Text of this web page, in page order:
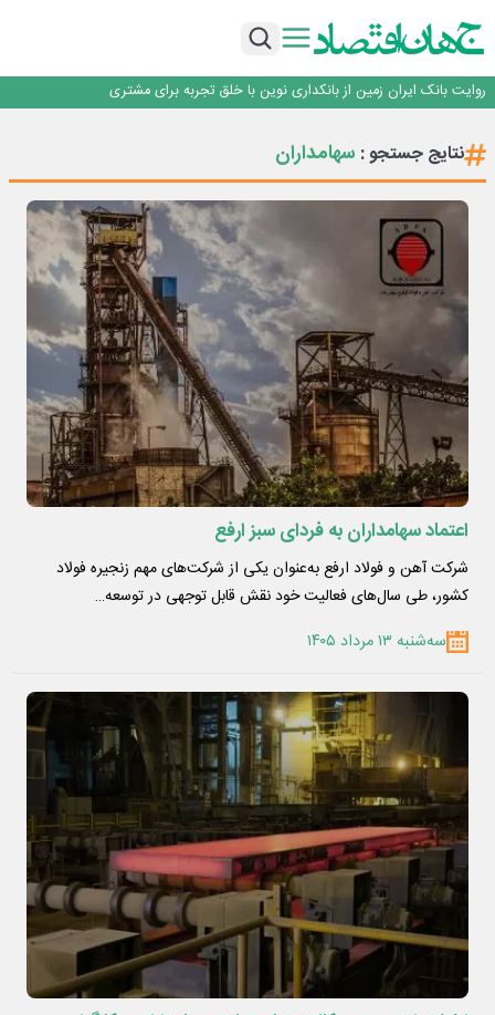
اجرای برنامه تحول بانک با تمرکز بر منابع پایدار، درآمدهای کارمزدی و بازسازی اعتماد
داد
روایت بانک ایران زمین از بانکداری نوین با خلق تجربه برای مشتری
سرپرست اداره کل روابط عمومی بیمه مرکزی منصوب شد
اجرای برنامه تحول بانک با تمرکز بر منابع پایدار، درآمدهای کارمزدی و بازسازی اعتماد
نتایج جستجو : سهامداران
اعتماد سهامداران به فردای سبز ارفع
شرکت آهن و فولاد ارفع به‌عنوان یکی از شرکت‌های مهم زنجیره فولاد
کشور، طی سال‌های فعالیت خود نقش قابل توجهی در توسعه…
سه‌شنبه ۱۳ مرداد ۱۴۰۵